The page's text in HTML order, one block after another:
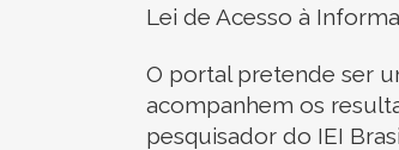
Lei de Acesso à
O portal pretende ser
acompanhem os
pesquisador do IEI